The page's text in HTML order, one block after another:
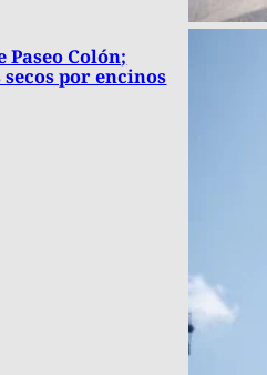
Colón;
por encinos